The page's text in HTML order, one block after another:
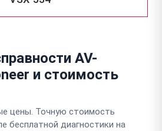
AV-
и стоимость
цены. Точную стоимость
бесплатной диагностики на